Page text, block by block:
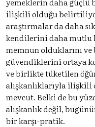
ilişkili olduğu
araştırmalar da daha
kendilerini daha mutlu
memnun olduklarını
güvendiklerini ortaya
ve birlikte tüketilen
alışkanlıklarıyla ilişkili
mevcut. Belki de bu
alışkanlık değil,
bir karşı-pratik.